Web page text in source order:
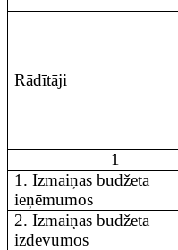
Rādītāji
1
1. Izmaiņas budžeta
ieņēmumos
2. Izmaiņas budžeta
izdevumos